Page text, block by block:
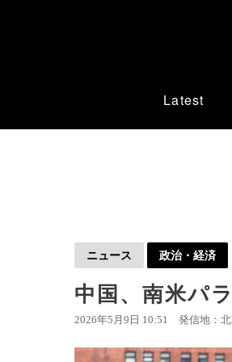
Latest
ニュース 政治・経済
中国、南米パ
2026年5月9日 10:51 発信地：